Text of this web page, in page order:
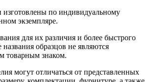
изготовлены по индивидуальному
экземпляре.
для их различия и более быстрого
названия образцов не являются
товарным знаком.
могут отличаться от представленных